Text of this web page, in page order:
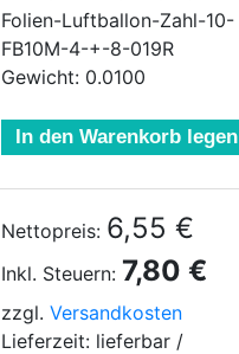
Folien-Luftballon-Zahl-10-
FB10M-4-+-8-019R
Gewicht: 0.0100
In den Warenkorb legen
Nettopreis: 6,55 €
Inkl. Steuern: 7,80 €
zzgl. Versandkosten
Lieferzeit: lieferbar /